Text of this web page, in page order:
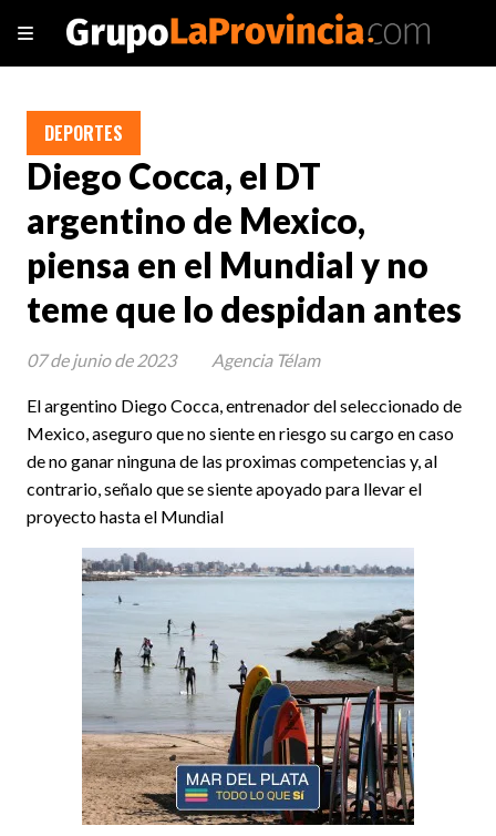
Diego Cocca, el DT
argentino de Mexico,
piensa en el Mundial y no
teme que lo despidan antes
El argentino Diego Cocca, entrenador del seleccionado de
Mexico, aseguro que no siente en riesgo su cargo en caso
de no ganar ninguna de las proximas competencias y, al
contrario, señalo que se siente apoyado para llevar el
proyecto hasta el Mundial
DEPORTES
07 de junio de 2023 Agencia Télam